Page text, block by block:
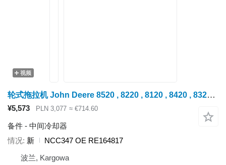
视频
轮式拖拉机 John Deere 8520 , 8220 , 8120 , 8420 , 8320 , 的 中间冷却器 Maximus NCC347
¥5,573 PLN 3,077 ≈ €714.60
备件 - 中间冷却器
情况 新
NCC347 OE RE164817
波兰, Kargowa